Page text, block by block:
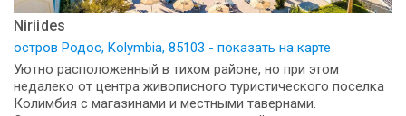
Niriides
остров Родос, Kolymbia, 85103 - показать на карте
Уютно расположенный в тихом районе, но при этом
недалеко от центра живописного туристического поселка
Колимбия с магазинами и местными тавернами.